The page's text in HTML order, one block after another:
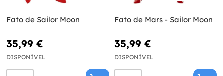
Fato de Sailor Moon
35,99 €
DISPONÍVEL
Fato de Mars - Sailor Moon
35,99 €
DISPONÍVEL